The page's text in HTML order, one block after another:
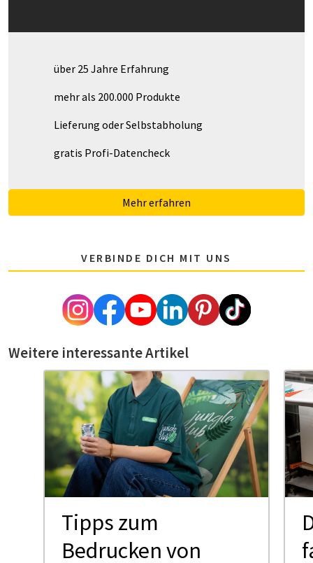
über 25 Jahre Erfahrung
mehr als 200.000 Produkte
Lieferung oder Selbstabholung
gratis Profi-Datencheck
Mehr erfahren
VERBINDE DICH MIT UNS
Weitere interessante Artikel
Tipps zum
Bedrucken von